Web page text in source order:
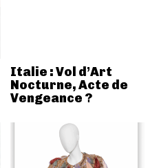
Italie : Vol d’Art
Nocturne, Acte de
Vengeance ?